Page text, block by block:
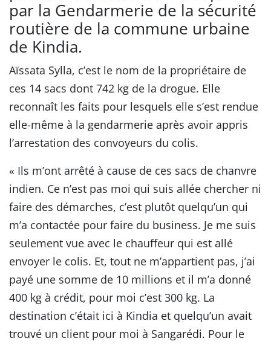
par la Gendarmerie de la sécurité
routière de la commune urbaine
de Kindia.
Aïssata Sylla, c’est le nom de la propriétaire de
ces 14 sacs dont 742 kg de la drogue. Elle
reconnaît les faits pour lesquels elle s’est rendue
elle-même à la gendarmerie après avoir appris
l’arrestation des convoyeurs du colis.
« Ils m’ont arrêté à cause de ces sacs de chanvre
indien. Ce n’est pas moi qui suis allée chercher ni
faire des démarches, c’est plutôt quelqu’un qui
m’a contactée pour faire du business. Je me suis
seulement vue avec le chauffeur qui est allé
envoyer le colis. Et, tout ne m’appartient pas, j’ai
payé une somme de 10 millions et il m’a donné
400 kg à crédit, pour moi c’est 300 kg. La
destination c’était ici à Kindia et quelqu’un avait
trouvé un client pour moi à Sangarédi. Pour le